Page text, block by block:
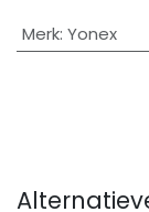
Merk: Yonex